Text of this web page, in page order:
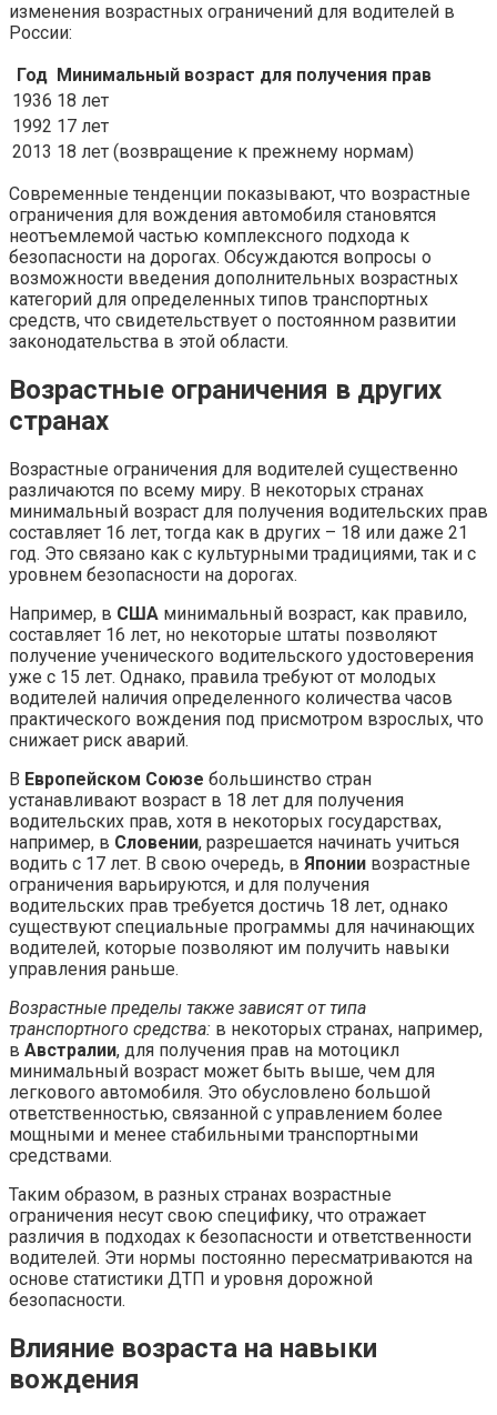
изменения возрастных ограничений для водителей в
России:
Год Минимальный возраст для получения прав
1936 18 лет
1992 17 лет
2013 18 лет (возвращение к прежнему нормам)
Современные тенденции показывают, что возрастные
ограничения для вождения автомобиля становятся
неотъемлемой частью комплексного подхода к
безопасности на дорогах. Обсуждаются вопросы о
возможности введения дополнительных возрастных
категорий для определенных типов транспортных
средств, что свидетельствует о постоянном развитии
законодательства в этой области.
Возрастные ограничения в других
странах
Возрастные ограничения для водителей существенно
различаются по всему миру. В некоторых странах
минимальный возраст для получения водительских прав
составляет 16 лет, тогда как в других – 18 или даже 21
год. Это связано как с культурными традициями, так и с
уровнем безопасности на дорогах.
Например, в США минимальный возраст, как правило,
составляет 16 лет, но некоторые штаты позволяют
получение ученического водительского удостоверения
уже с 15 лет. Однако, правила требуют от молодых
водителей наличия определенного количества часов
практического вождения под присмотром взрослых, что
снижает риск аварий.
В Европейском Союзе большинство стран
устанавливают возраст в 18 лет для получения
водительских прав, хотя в некоторых государствах,
например, в Словении, разрешается начинать учиться
водить с 17 лет. В свою очередь, в Японии возрастные
ограничения варьируются, и для получения
водительских прав требуется достичь 18 лет, однако
существуют специальные программы для начинающих
водителей, которые позволяют им получить навыки
управления раньше.
Возрастные пределы также зависят от типа
транспортного средства: в некоторых странах, например,
в Австралии, для получения прав на мотоцикл
минимальный возраст может быть выше, чем для
легкового автомобиля. Это обусловлено большой
ответственностью, связанной с управлением более
мощными и менее стабильными транспортными
средствами.
Таким образом, в разных странах возрастные
ограничения несут свою специфику, что отражает
различия в подходах к безопасности и ответственности
водителей. Эти нормы постоянно пересматриваются на
основе статистики ДТП и уровня дорожной
безопасности.
Влияние возраста на навыки
вождения